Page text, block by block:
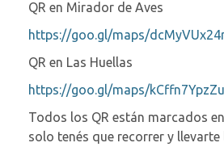
QR en Mirador de Aves
https://goo.gl/maps/
QR en Las Huellas
https://goo.gl/maps/
Todos los QR están marcados
solo tenés que recorrer y llevarte